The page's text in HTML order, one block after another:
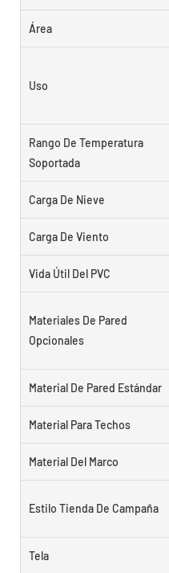
Área
Uso
Rango De Temperatura
Soportada
Carga De Nieve
Carga De Viento
Vida Útil Del PVC
Materiales De Pared
Opcionales
Material De Pared Estándar
Material Para Techos
Material Del Marco
Estilo Tienda De Campaña
Tela